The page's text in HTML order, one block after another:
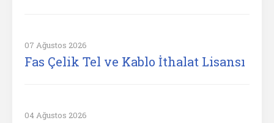
07 Ağustos 2026
Fas Çelik Tel ve Kablo İthalat Lisansı
04 Ağustos 2026